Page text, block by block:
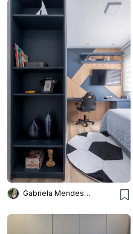
Gabriela Mendes Arquitetura